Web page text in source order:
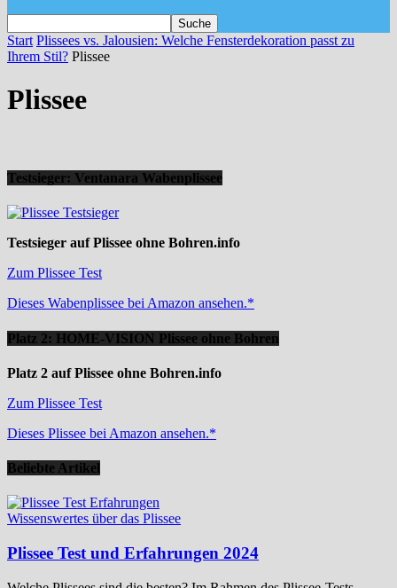
Start Plissees vs. Jalousien: Welche Fensterdekoration passt zu
Ihrem Stil? Plissee
Plissee
Testsieger: Ventanara Wabenplissee
Testsieger auf Plissee ohne Bohren.info
Zum Plissee Test
Dieses Wabenplissee bei Amazon ansehen.*
Platz 2: HOME-VISION Plissee ohne Bohren
Platz 2 auf Plissee ohne Bohren.info
Zum Plissee Test
Dieses Plissee bei Amazon ansehen.*
Beliebte Artikel
Wissenswertes über das Plissee
Plissee Test und Erfahrungen 2024